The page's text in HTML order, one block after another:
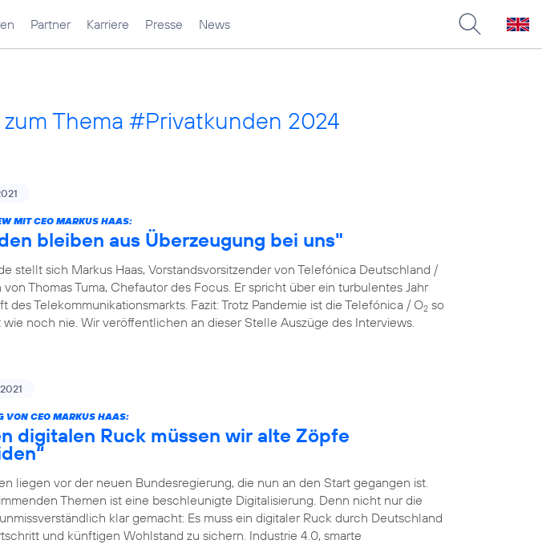
Partner Karriere Presse News
Thema #Privatkunden 2024
MIT CEO MARKUS HAAS:
bleiben aus Überzeugung bei uns"
stellt sich Markus Haas, Vorstandsvorsitzender von Telefónica Deutschland /
von Thomas Tuma, Chefautor des Focus. Er spricht über ein turbulentes Jahr
des Telekommunikationsmarkts. Fazit: Trotz Pandemie ist die Telefónica / O2 so
noch nie. Wir veröffentlichen an dieser Stelle Auszüge des Interviews.
VON CEO MARKUS HAAS:
digitalen Ruck müssen wir alte Zöpfe
liegen vor der neuen Bundesregierung, die nun an den Start gegangen ist.
Themen ist eine beschleunigte Digitalisierung. Denn nicht nur die
klar gemacht: Es muss ein digitaler Ruck durch Deutschland
und künftigen Wohlstand zu sichern. Industrie 4.0, smarte